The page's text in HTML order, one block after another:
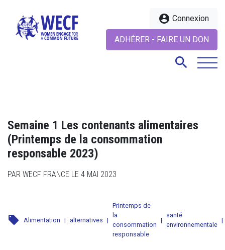
account_circle Connexion
ADHÉRER - FAIRE UN DON
search
Semaine 1 Les contenants alimentaires
(Printemps de la consommation
responsable 2023)
PAR WECF FRANCE LE 4 MAI 2023
local_offer Alimentation | alternatives |
Printemps de
la
consommation
responsable
|
santé
environnementale
|